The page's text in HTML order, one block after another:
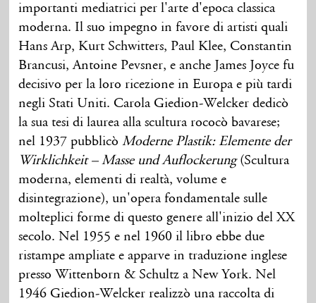
importanti mediatrici per l'arte d'epoca classica
moderna. Il suo impegno in favore di artisti quali
Hans Arp, Kurt Schwitters, Paul Klee, Constantin
Brancusi, Antoine Pevsner, e anche James Joyce fu
decisivo per la loro ricezione in Europa e più tardi
negli Stati Uniti. Carola Giedion-Welcker dedicò
la sua tesi di laurea alla scultura rococò bavarese;
nel 1937 pubblicòModerne Plastik: Elemente der
Wirklichkeit – Masse und Auflockerung(Scultura
moderna, elementi di realtà, volume e
disintegrazione), un'opera fondamentale sulle
molteplici forme di questo genere all'inizio del XX
secolo. Nel 1955 e nel 1960 il libro ebbe due
ristampe ampliate e apparve in traduzione inglese
presso Wittenborn & Schultz a New York. Nel
1946 Giedion-Welcker realizzò una raccolta di